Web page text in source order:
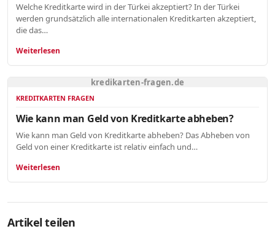
Welche Kreditkarte wird in der Türkei akzeptiert? In der Türkei
werden grundsätzlich alle internationalen Kreditkarten akzeptiert,
die das…
Weiterlesen
kredikarten-fragen.de
KREDITKARTEN FRAGEN
Wie kann man Geld von Kreditkarte abheben?
Wie kann man Geld von Kreditkarte abheben? Das Abheben von
Geld von einer Kreditkarte ist relativ einfach und…
Weiterlesen
Artikel teilen